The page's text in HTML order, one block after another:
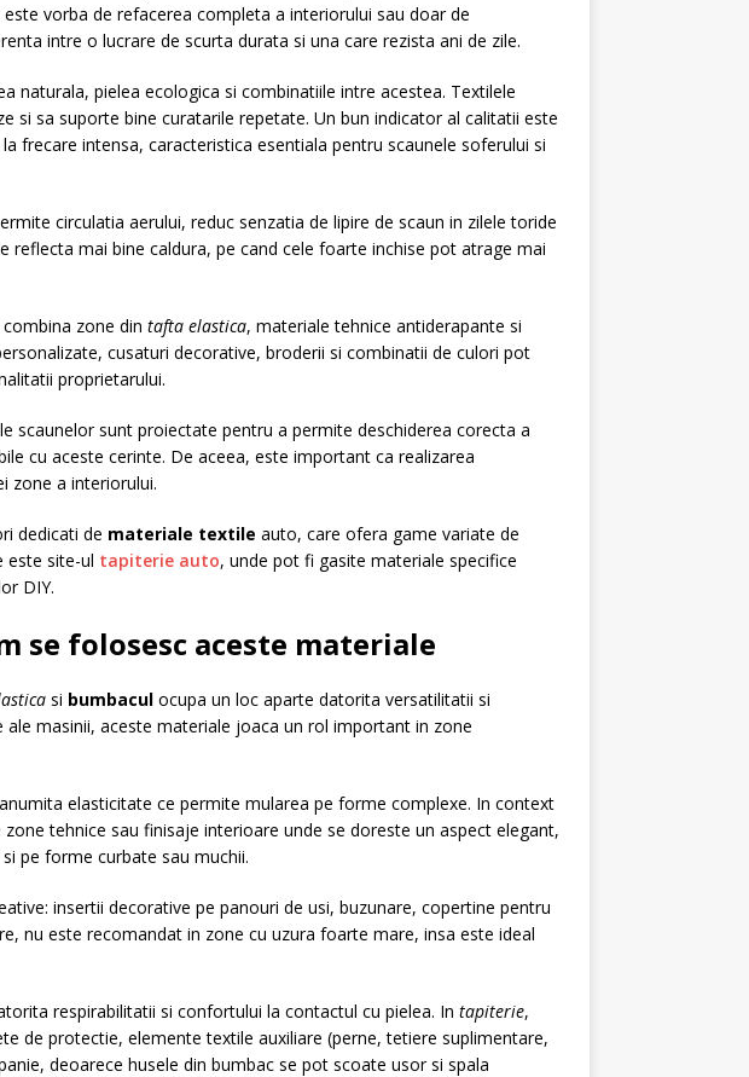
vorba de refacerea completa a interiorului sau doar de
intre o lucrare de scurta durata si una care rezista ani de zile.
naturala, pielea ecologica si combinatiile intre acestea. Textilele
si sa suporte bine curatarile repetate. Un bun indicator al calitatii este
frecare intensa, caracteristica esentiala pentru scaunele soferului si
circulatia aerului, reduc senzatia de lipire de scaun in zilele toride
mai bine caldura, pe cand cele foarte inchise pot atrage mai
zone din tafta elastica, materiale tehnice antiderapante si
cusaturi decorative, broderii si combinatii de culori pot
proprietarului.
scaunelor sunt proiectate pentru a permite deschiderea corecta a
cu aceste cerinte. De aceea, este important ca realizarea
zone a interiorului.
dedicati de materiale textile auto, care ofera game variate de
este site-ul tapiterie auto, unde pot fi gasite materiale specifice
DIY.
se folosesc aceste materiale
si bumbacul ocupa un loc aparte datorita versatilitatii si
masinii, aceste materiale joaca un rol important in zone
elasticitate ce permite mularea pe forme complexe. In context
tehnice sau finisaje interioare unde se doreste un aspect elegant,
pe forme curbate sau muchii.
insertii decorative pe panouri de usi, buzunare, copertine pentru
nu este recomandat in zone cu uzura foarte mare, insa este ideal
respirabilitatii si confortului la contactul cu pielea. In tapiterie,
de protectie, elemente textile auxiliare (perne, tetiere suplimentare,
deoarece husele din bumbac se pot scoate usor si spala